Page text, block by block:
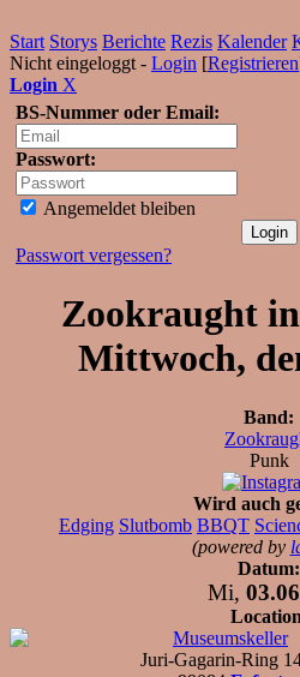
Start Storys Berichte Rezis Kalender
Nicht eingeloggt - Login [Registrieren
Login X
BS-Nummer oder Email:
Passwort:
Angemeldet bleiben
Passwort vergessen?
Zookraught
Mittwoch,
Band:
Punk
Wird auch
Edging Slutbomb BBQT
(powered by
Datum:
Mi,
Museumskeller
Juri-Gagarin-Ring